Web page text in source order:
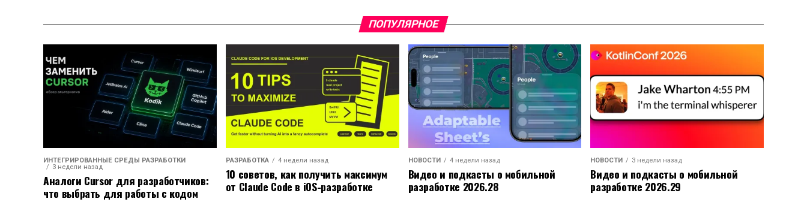
ПОПУЛЯРНОЕ
ИНТЕГРИРОВАННЫЕ СРЕДЫ РАЗРАБОТКИ
3 недели назад
Аналоги Cursor для разработчиков:
что выбрать для работы с кодом
РАЗРАБОТКА 4 недели назад
10 советов, как получить максимум
от Claude Code в iOS-разработке
НОВОСТИ 4 недели назад
Видео и подкасты о мобильной
разработке 2026.28
НОВОСТИ 3 недели назад
Видео и подкасты о мобильной
разработке 2026.29